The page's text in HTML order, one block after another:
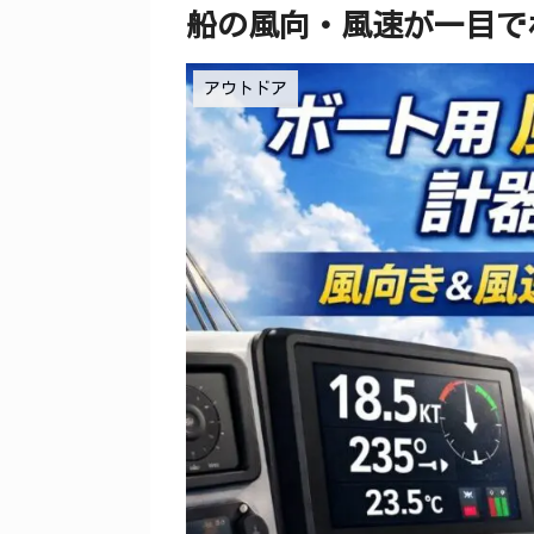
船の風向・風速が一目
アウトドア